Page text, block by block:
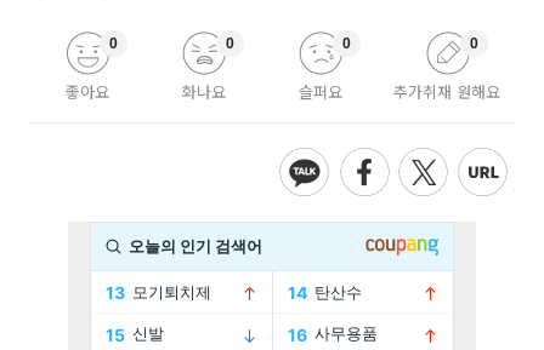
좋아요
0
화나요
0
슬퍼요
0
추가취재 원해요
0